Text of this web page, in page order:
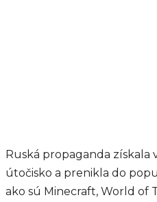
Ruská propaganda získala
útočisko a prenikla do
ako sú Minecraft, World of